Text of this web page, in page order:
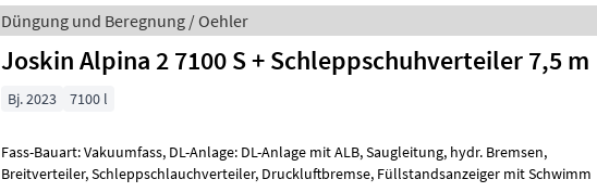
Düngung und Beregnung / Oehler
Joskin Alpina 2 7100 S + Schleppschuhverteiler 7,5 m
Bj. 2023 7100 l
Fass-Bauart: Vakuumfass, DL-Anlage: DL-Anlage mit ALB, Saugleitung, hydr. Bremsen,
Breitverteiler, Schleppschlauchverteiler, Druckluftbremse, Füllstandsanzeiger mit Schwimm